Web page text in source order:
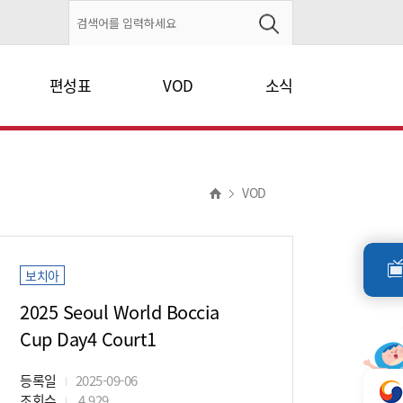
편성표 VOD 소식
VOD
보치아
2025 Seoul World Boccia
Cup Day4 Court1
등록일
2025-09-06